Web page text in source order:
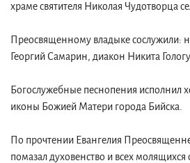
храме святителя Николая Чудотворца
Преосвященному владыке сослужили:
Георгий Самарин, диакон Никита
Богослужебные песнопения исполнил
иконы Божией Матери города Бийска.
По прочтении Евангелия
помазал духовенство и всех